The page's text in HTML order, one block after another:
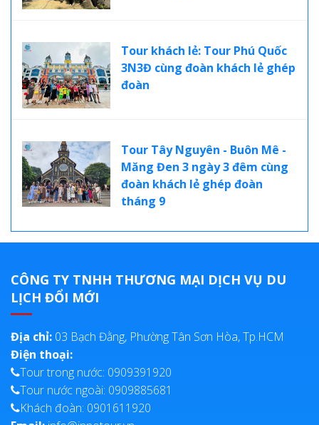
Tour khách lẻ: Tour Phú Quốc
3N3Đ cùng đoàn khách lẻ ghép
đoàn
Tour Tây Nguyên - Buôn Mê -
Măng Đen 3 ngày 3 đêm cùng
đoàn khách lẻ ghép đoàn
tháng 9
CÔNG TY TNHH THƯƠNG MẠI DỊCH VỤ DU
LỊCH ĐỔI MỚI
Địa chỉ: 03 Bạch Đằng, Phường Tân Sơn Hòa, Tp.HCM
Điện thoại:
Tour trong nước: 0909391920
Tour nước ngoài: 0909885681
Khách đoàn: 0901611920